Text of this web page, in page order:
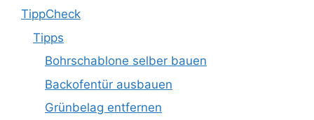
TippCheck
Tipps
Bohrschablone selber bauen
Backofentür ausbauen
Grünbelag entfernen